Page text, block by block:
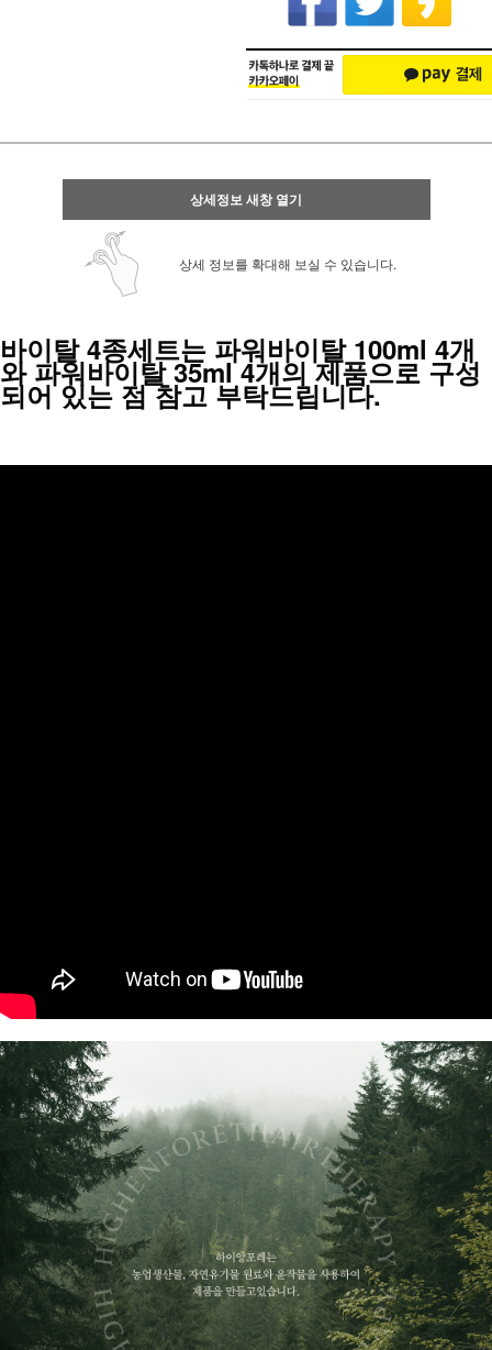
상세정보 새창 열기
상세 정보를 확대해 보실 수 있습니다.
바이탈 4종세트는 파워바이탈 100ml 4개
와 파워바이탈 35ml 4개의 제품으로 구성
되어 있는 점 참고 부탁드립니다.